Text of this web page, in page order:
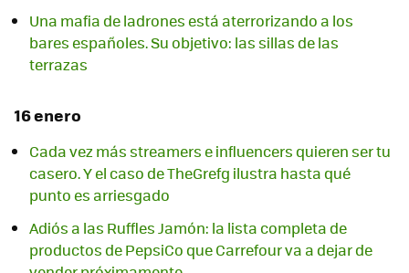
Una mafia de ladrones está aterrorizando a los
bares españoles. Su objetivo: las sillas de las
terrazas
16 enero
Cada vez más streamers e influencers quieren ser tu
casero. Y el caso de TheGrefg ilustra hasta qué
punto es arriesgado
Adiós a las Ruffles Jamón: la lista completa de
productos de PepsiCo que Carrefour va a dejar de